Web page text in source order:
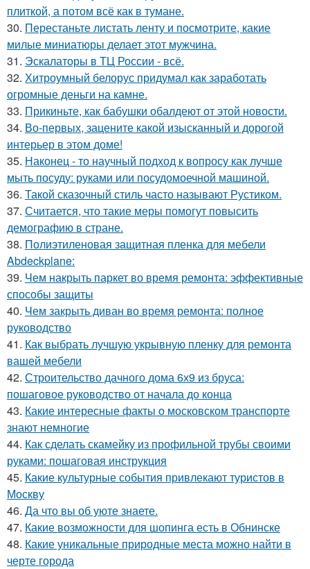
плиткой, а потом всё как в тумане.
30. Перестаньте листать ленту и посмотрите, какие
милые миниатюры делает этот мужчина.
31. Эскалаторы в ТЦ России - всё.
32. Хитроумный белорус придумал как заработать
огромные деньги на камне.
33. Прикиньте, как бабушки обалдеют от этой новости.
34. Во-первых, зацените какой изысканный и дорогой
интерьер в этом доме!
35. Наконец - то научный подход к вопросу как лучше
мыть посуду: руками или посудомоечной машиной.
36. Такой сказочный стиль часто называют Рустиком.
37. Считается, что такие меры помогут повысить
демографию в стране.
38. Полиэтиленовая защитная пленка для мебели
Abdeckplane:
39. Чем накрыть паркет во время ремонта: эффективные
способы защиты
40. Чем закрыть диван во время ремонта: полное
руководство
41. Как выбрать лучшую укрывную пленку для ремонта
вашей мебели
42. Строительство дачного дома 6х9 из бруса:
пошаговое руководство от начала до конца
43. Какие интересные факты о московском транспорте
знают немногие
44. Как сделать скамейку из профильной трубы своими
руками: пошаговая инструкция
45. Какие культурные события привлекают туристов в
Москву
46. Да что вы об уюте знаете.
47. Какие возможности для шопинга есть в Обнинске
48. Какие уникальные природные места можно найти в
черте города